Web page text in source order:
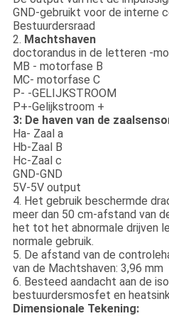
GND-gebruikt voor de interne
Bestuurdersraad
2. Machtshaven
doctorandus in de letteren -
MB - motorfase B
MC- motorfase C
P- -GELIJKSTROOM
P+-Gelijkstroom +
3: De haven van de
Ha- Zaal a
Hb-Zaal B
Hc-Zaal c
GND-GND
5V-5V output
4. Het gebruik beschermde
meer dan 50 cm-afstand van
het tot het abnormale drijven
normale gebruik.
5. De afstand van de
van de Machtshaven: 3,96 mm
6. Besteed aandacht aan de
bestuurdersmosfet en
Dimensionale Tekening: